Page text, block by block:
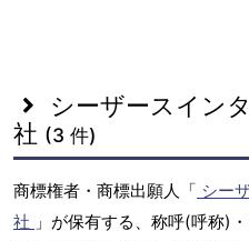
シーザースイン
社 (3 件)
商標権者・商標出願人「 シー
社 」が保有する、称呼(呼称)